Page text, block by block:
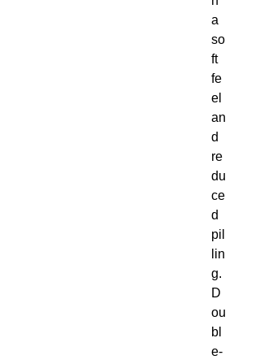
a
so
ft
fe
el
an
d
re
du
ce
d
pil
lin
g.
D
ou
bl
e-